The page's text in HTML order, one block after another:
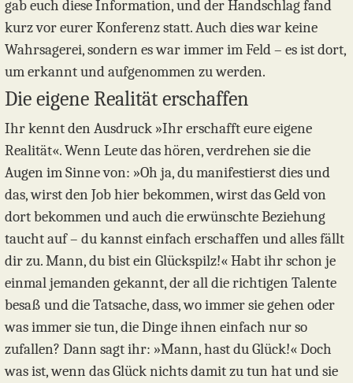
gab euch diese Information, und der Handschlag fand
kurz vor eurer Konferenz statt. Auch dies war keine
Wahrsagerei, sondern es war immer im Feld – es ist dort,
um erkannt und aufgenommen zu werden.
Die eigene Realität erschaffen
Ihr kennt den Ausdruck »Ihr erschafft eure eigene
Realität«. Wenn Leute das hören, verdrehen sie die
Augen im Sinne von: »Oh ja, du manifestierst dies und
das, wirst den Job hier bekommen, wirst das Geld von
dort bekommen und auch die erwünschte Beziehung
taucht auf – du kannst einfach erschaffen und alles fällt
dir zu. Mann, du bist ein Glückspilz!« Habt ihr schon je
einmal jemanden gekannt, der all die richtigen Talente
besaß und die Tatsache, dass, wo immer sie gehen oder
was immer sie tun, die Dinge ihnen einfach nur so
zufallen? Dann sagt ihr: »Mann, hast du Glück!« Doch
was ist, wenn das Glück nichts damit zu tun hat und sie